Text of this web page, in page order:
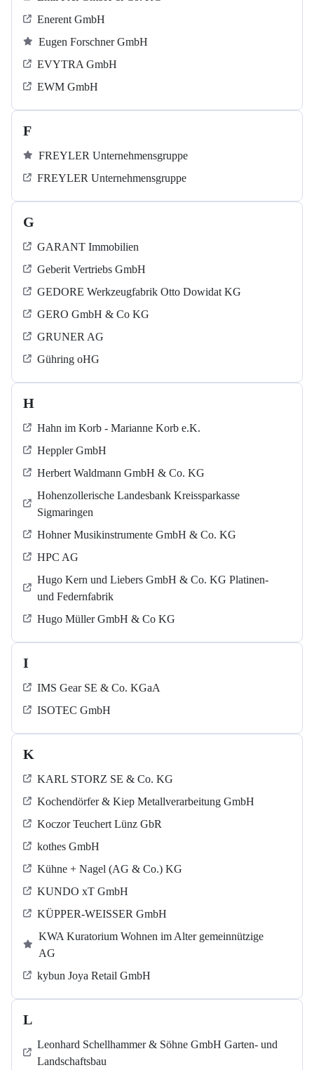
Enerent GmbH
Eugen Forschner GmbH
EVYTRA GmbH
EWM GmbH
F
FREYLER Unternehmensgruppe
FREYLER Unternehmensgruppe
G
GARANT Immobilien
Geberit Vertriebs GmbH
GEDORE Werkzeugfabrik Otto Dowidat KG
GERO GmbH & Co KG
GRUNER AG
Gühring oHG
H
Hahn im Korb - Marianne Korb e.K.
Heppler GmbH
Herbert Waldmann GmbH & Co. KG
Hohenzollerische Landesbank Kreissparkasse
Sigmaringen
Hohner Musikinstrumente GmbH & Co. KG
HPC AG
Hugo Kern und Liebers GmbH & Co. KG Platinen-
und Federnfabrik
Hugo Müller GmbH & Co KG
I
IMS Gear SE & Co. KGaA
ISOTEC GmbH
K
KARL STORZ SE & Co. KG
Kochendörfer & Kiep Metallverarbeitung GmbH
Koczor Teuchert Lünz GbR
kothes GmbH
Kühne + Nagel (AG & Co.) KG
KUNDO xT GmbH
KÜPPER-WEISSER GmbH
KWA Kuratorium Wohnen im Alter gemeinnützige
AG
kybun Joya Retail GmbH
L
Leonhard Schellhammer & Söhne GmbH Garten- und
Landschaftsbau